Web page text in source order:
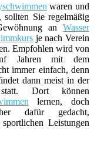
waren und
Sie regelmäßig
an Wasser
je nach Verein
Empfohlen wird von
Jahren mit dem
immer einfach, denn
dann meist in der
Dort können
lernen, doch
dafür gedacht,
Leistungen